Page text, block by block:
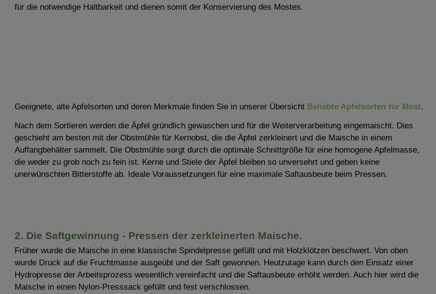
für die notwendige Haltbarkeit und dienen somit der Konservierung des Mostes.
Geeignete, alte Apfelsorten und deren Merkmale finden Sie in unserer Übersicht Beliebte Apfelsorten für Most.
Nach dem Sortieren werden die Äpfel gründlich gewaschen und für die Weiterverarbeitung eingemaischt. Dies
geschieht am besten mit der Obstmühle für Kernobst, die die Äpfel zerkleinert und die Maische in einem
Auffangbehälter sammelt. Die Obstmühle sorgt durch die optimale Schnittgröße für eine homogene Apfelmasse,
die weder zu grob noch zu fein ist. Kerne und Stiele der Äpfel bleiben so unversehrt und geben keine
unerwünschten Bitterstoffe ab. Ideale Voraussetzungen für eine maximale Saftausbeute beim Pressen.
2. Die Saftgewinnung - Pressen der zerkleinerten Maische.
Früher wurde die Maische in eine klassische Spindelpresse gefüllt und mit Holzklötzen beschwert. Von oben
wurde Druck auf die Fruchtmasse ausgeübt und der Saft gewonnen. Heutzutage kann durch den Einsatz einer
Hydropresse der Arbeitsprozess wesentlich vereinfacht und die Saftausbeute erhöht werden. Auch hier wird die
Maische in einen Nylon-Presssack gefüllt und fest verschlossen.